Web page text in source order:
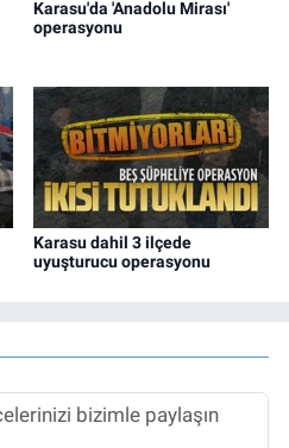
Karasu'da 'Anadolu Mirası'
operasyonu
Karasu dahil 3 ilçede
uyuşturucu operasyonu